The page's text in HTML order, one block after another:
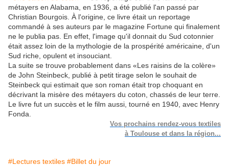
métayers en Alabama, en 1936, a été publié l'an passé par
Christian Bourgois. À l'origine, ce livre était un reportage
commandé à ses auteurs par le magazine Fortune qui finalement
ne le publia pas. En effet, l'image qu'il donnait du Sud cotonnier
était assez loin de la mythologie de la prospérité américaine, d'un
Sud riche, opulent et insouciant.
La suite se trouve probablement dans «Les raisins de la colère»
de John Steinbeck, publié à petit tirage selon le souhait de
Steinbeck qui estimait que son roman était trop choquant en
décrivant la misère des métayers du coton, chassés de leur terre.
Le livre fut un succès et le film aussi, tourné en 1940, avec Henry
Fonda.
Vos prochains rendez-vous textiles
à Toulouse et dans la région...
#Lectures textiles #Billet du jour